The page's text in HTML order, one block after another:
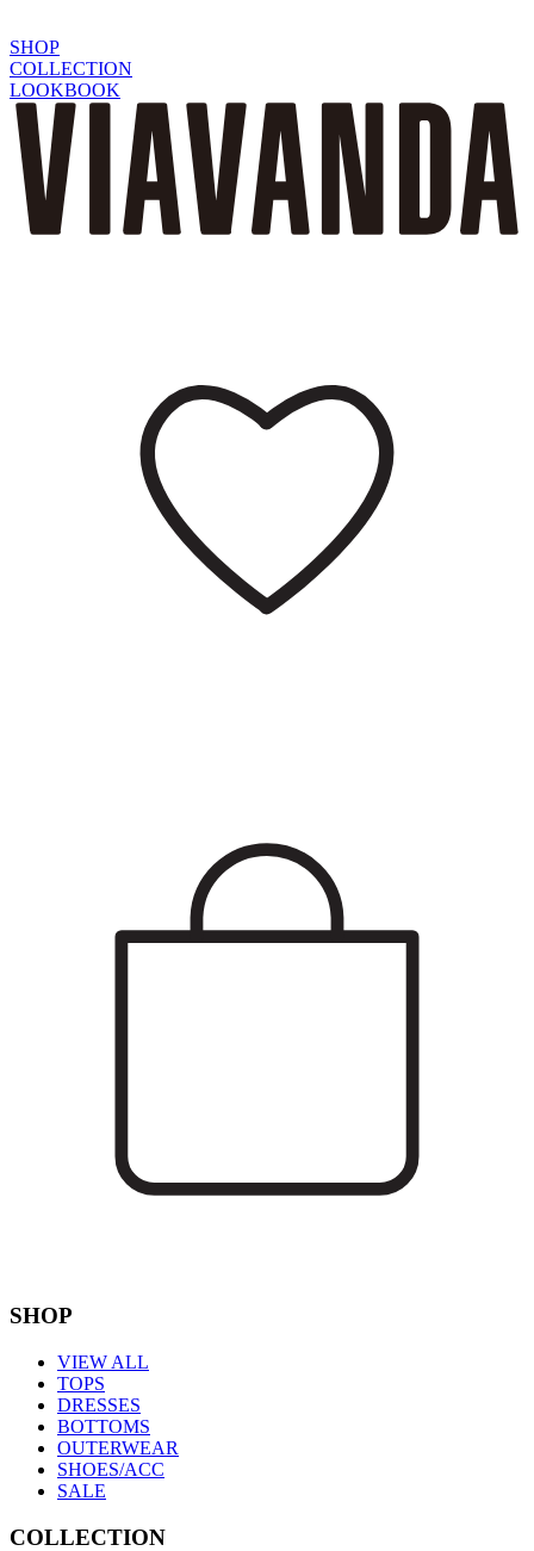
SHOP
COLLECTION
LOOKBOOK
SHOP
VIEW ALL
TOPS
DRESSES
BOTTOMS
OUTERWEAR
SHOES/ACC
SALE
COLLECTION